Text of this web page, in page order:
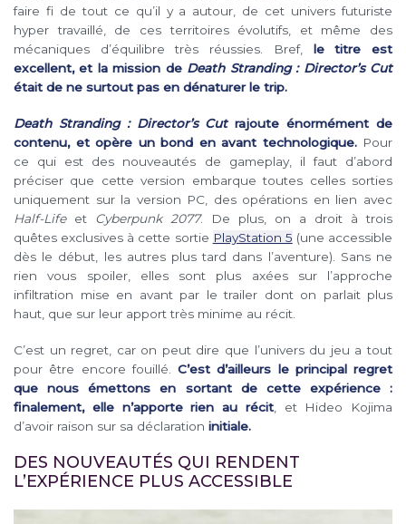
faire fi de tout ce qu’il y a autour, de cet univers futuriste
hyper travaillé, de ces territoires évolutifs, et même des
mécaniques d’équilibre très réussies. Bref, le titre est
excellent, et la mission de Death Stranding : Director’s Cut
était de ne surtout pas en dénaturer le trip.
Death Stranding : Director’s Cutrajoute énormément de
contenu, et opère un bond en avant technologique.Pour
ce qui est des nouveautés de gameplay, il faut d’abord
préciser que cette version embarque toutes celles sorties
uniquement sur la version PC, des opérations en lien avec
Half-Lifeet Cyberpunk 2077. De plus, on a droit à trois
quêtes exclusives à cette sortie PlayStation 5 (une accessible
dès le début, les autres plus tard dans l’aventure). Sans ne
rien vous spoiler, elles sont plus axées sur l’approche
infiltration mise en avant par le trailer dont on parlait plus
haut, que sur leur apport très minime au récit.
C’est un regret, car on peut dire que l’univers du jeu a tout
pour être encore fouillé. C’est d’ailleurs le principal regret
que nous émettons en sortant de cette expérience :
finalement, elle n’apporte rien au récit, et Hideo Kojima
d’avoir raison sur sa déclaration initiale.
DES NOUVEAUTÉS QUI RENDENT
L’EXPÉRIENCE PLUS ACCESSIBLE